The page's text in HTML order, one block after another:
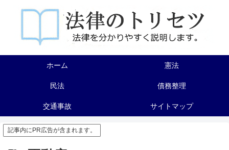
ホーム 憲法
民法 債務整理
交通事故 サイトマップ
記事内にPR広告が含まれます。